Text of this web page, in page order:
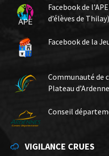
Facebook de
d’élèves de Thilay)
Facebook de la
Communauté de
Plateau d’Ardenne
Conseil
VIGILANCE CRUES